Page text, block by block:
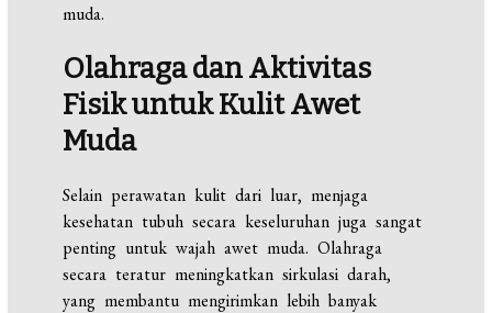
muda.
Olahraga dan Aktivitas
Fisik untuk Kulit Awet
Muda
Selain perawatan kulit dari luar, menjaga
kesehatan tubuh secara keseluruhan juga sangat
penting untuk wajah awet muda. Olahraga
secara teratur meningkatkan sirkulasi darah,
yang membantu mengirimkan lebih banyak